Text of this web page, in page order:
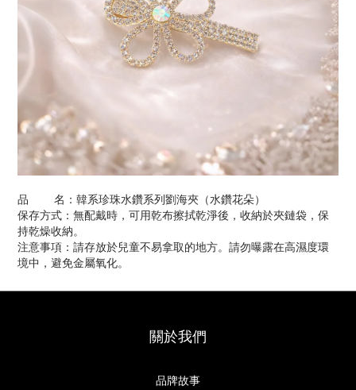
品 名：韓系珍珠水鑽系列劉海夾（水鑽花朵）
保存方式：無配戴時，可用乾布擦拭乾淨後，收納於夾鏈袋，保
持乾燥收納。
注意事項：請存放於兒童不易拿取的地方。請勿曝露在高濕度環
境中，避免金屬氧化。
關於我們
品牌故事